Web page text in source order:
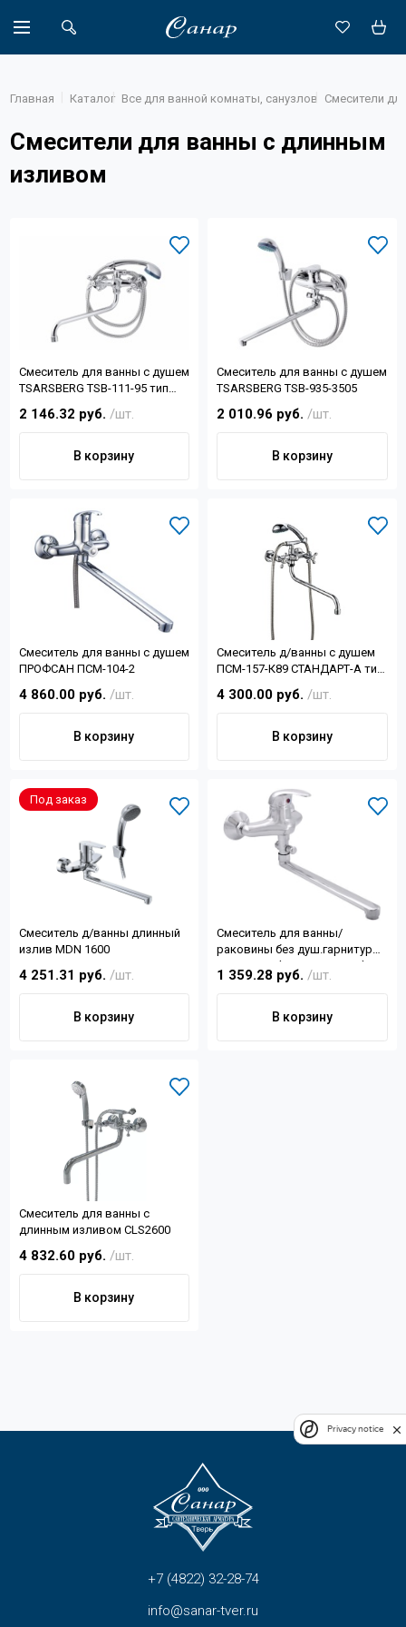
Доставка
Партнеры
Контакты
info@sanar-tver.ru
Главная Каталог Все для ванной комнаты, санузлов Смесители
Смесители для ванны с длинным
изливом
Смеситель для ванны с душем
TSARSBERG TSB-111-95 тип
См-ВУДРНШлА
2 146.32 руб. /шт.
В корзину
Смеситель для ванны с душем
TSARSBERG TSB-935-3505
2 010.96 руб. /шт.
В корзину
Смеситель для ванны с душем
ПРОФСАН ПСМ-104-2
4 860.00 руб. /шт.
В корзину
Смеситель д/ванны с душем
ПСМ-157-К89 СТАНДАРТ-А тип
См-ВУДРНШлА
4 300.00 руб. /шт.
В корзину
Под заказ
Смеситель д/ванны длинный
излив MDN 1600
4 251.31 руб. /шт.
В корзину
Смеситель для ванны/
раковины без душ.гарнитуры
SH-2013R2 (длинный гусак)
1 359.28 руб. /шт.
В корзину
Смеситель для ванны с
длинным изливом CLS2600
4 832.60 руб. /шт.
В корзину
+7 (4822) 32-28-74
info@sanar-tver.ru
Privacy notice